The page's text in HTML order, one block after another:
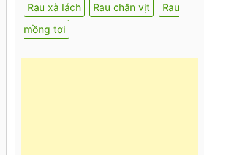
Rau xà lách
Rau chân vịt
Rau
mồng tơi